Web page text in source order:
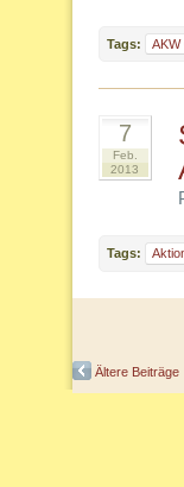
Tags: AKW
7
Feb.
2013
Tags:
Ältere Beiträge